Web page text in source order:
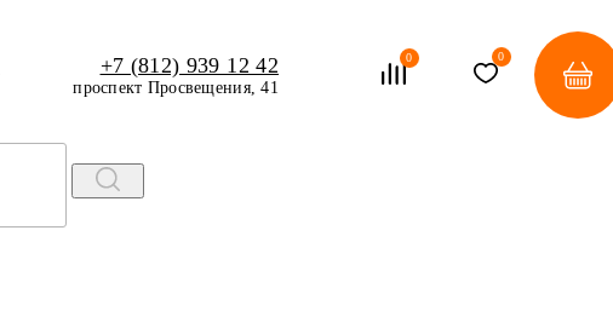
+7 (812) 939 12 42
проспект Просвещения, 41
0 0